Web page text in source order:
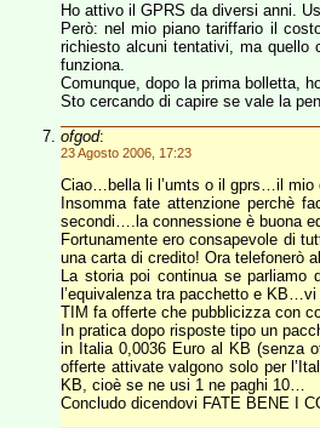
Ho attivo il GPRS da diversi anni.
Però: nel mio piano tariffario il
richiesto alcuni tentativi, ma quello
funziona.
Comunque, dopo la prima bolletta,
Sto cercando di capire se vale la
ofgod:
23 Agosto 2006, 17:23
Ciao…bella li l’umts o il gprs…il mio
Insomma fate attenzione perchè
secondi….la connessione è buona
Fortunamente ero consapevole di
una carta di credito! Ora telefonerò
La storia poi continua se
l’equivalenza tra pacchetto e
TIM fa offerte che pubblicizza con
In pratica dopo risposte tipo un
in Italia 0,0036 Euro al KB (senza
offerte attivate valgono solo per
KB, cioè se ne usi 1 ne paghi 10…
Concludo dicendovi FATE BENE I